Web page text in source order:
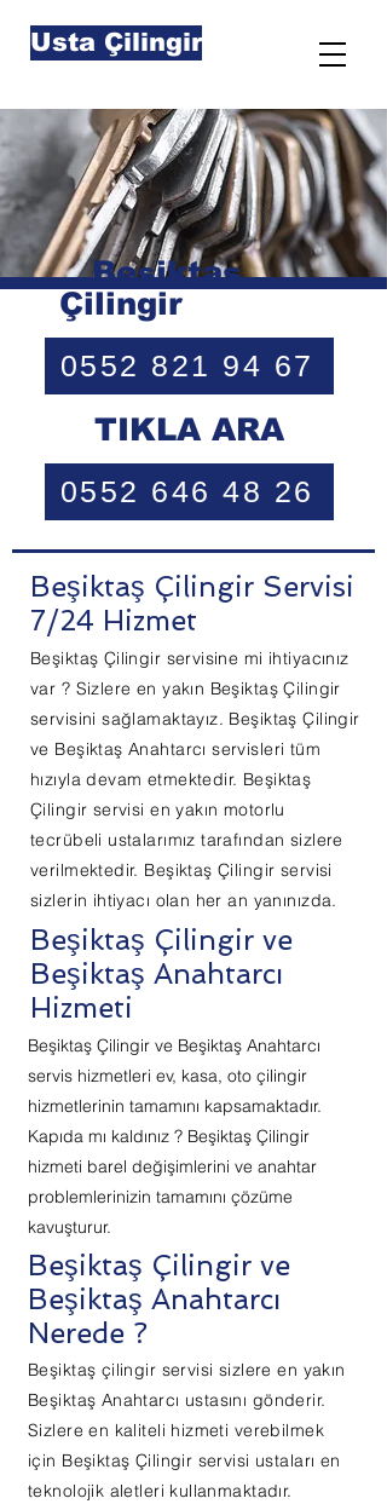
Usta Çilingir
Beşiktaş
Çilingir
0552 821 94 67
0552 646 48 26
TIKLA ARA
Beşiktaş Çilingir Servisi
7/24 Hizmet
Beşiktaş Çilingir servisine mi ihtiyacınız
var ? Sizlere en yakın Beşiktaş Çilingir
servisini sağlamaktayız. Beşiktaş Çilingir
ve Beşiktaş Anahtarcı servisleri tüm
hızıyla devam etmektedir. Beşiktaş
Çilingir servisi en yakın motorlu
tecrübeli ustalarımız tarafından sizlere
verilmektedir. Beşiktaş Çilingir servisi
sizlerin ihtiyacı olan her an yanınızda.
Beşiktaş Çilingir ve
Beşiktaş Anahtarcı
Hizmeti
Beşiktaş Çilingir ve Beşiktaş Anahtarcı
servis hizmetleri ev, kasa, oto çilingir
hizmetlerinin tamamını kapsamaktadır.
Kapıda mı kaldınız ? Beşiktaş Çilingir
hizmeti barel değişimlerini ve anahtar
problemlerinizin tamamını çözüme
kavuşturur.
Beşiktaş Çilingir ve
Beşiktaş Anahtarcı
Nerede ?
Beşiktaş çilingir servisi sizlere en yakın
Beşiktaş Anahtarcı ustasını gönderir.
Sizlere en kaliteli hizmeti verebilmek
için Beşiktaş Çilingir servisi ustaları en
teknolojik aletleri kullanmaktadır.